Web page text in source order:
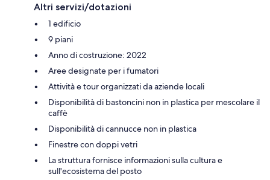
Altri servizi/dotazioni
1 edificio
9 piani
Anno di costruzione: 2022
Aree designate per i fumatori
Attività e tour organizzati da aziende locali
Disponibilità di bastoncini non in plastica per mescolare il
caffè
Disponibilità di cannucce non in plastica
Finestre con doppi vetri
La struttura fornisce informazioni sulla cultura e
sull'ecosistema del posto